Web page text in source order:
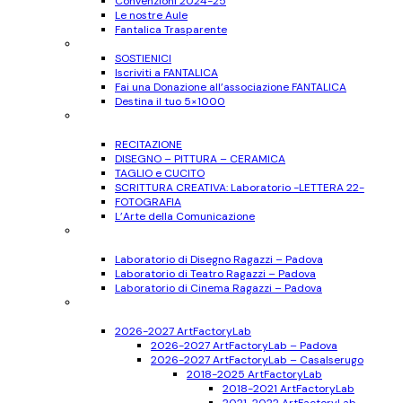
Le nostre Aule
Fantalica Trasparente
SOSTIENICI
Iscriviti a FANTALICA
Fai una Donazione all’associazione FANTALICA
Destina il tuo 5×1000
RECITAZIONE
DISEGNO – PITTURA – CERAMICA
TAGLIO e CUCITO
SCRITTURA CREATIVA: Laboratorio -LETTERA 22-
FOTOGRAFIA
L’Arte della Comunicazione
Laboratorio di Disegno Ragazzi – Padova
Laboratorio di Teatro Ragazzi – Padova
Laboratorio di Cinema Ragazzi – Padova
2026-2027 ArtFactoryLab
2026-2027 ArtFactoryLab – Padova
2026-2027 ArtFactoryLab – Casalserugo
2018-2025 ArtFactoryLab
2018-2021 ArtFactoryLab